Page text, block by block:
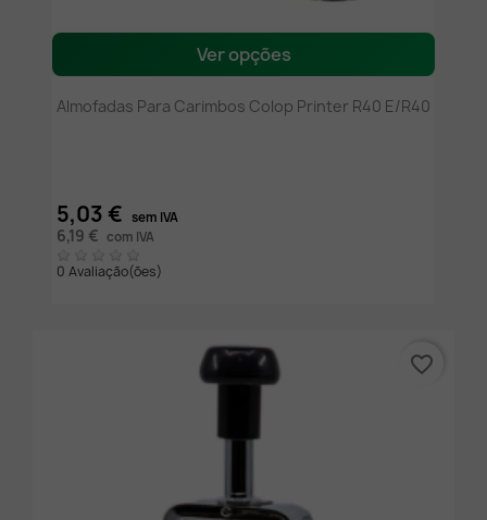
Ver opções
Almofadas Para Carimbos Colop Printer R40 E/R40
5,03 € sem IVA
6,19 € com IVA
0 Avaliação(ões)
favorite_border